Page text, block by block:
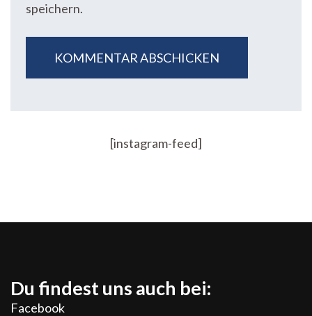
speichern.
[instagram-feed]
Du findest uns auch bei:
Facebook